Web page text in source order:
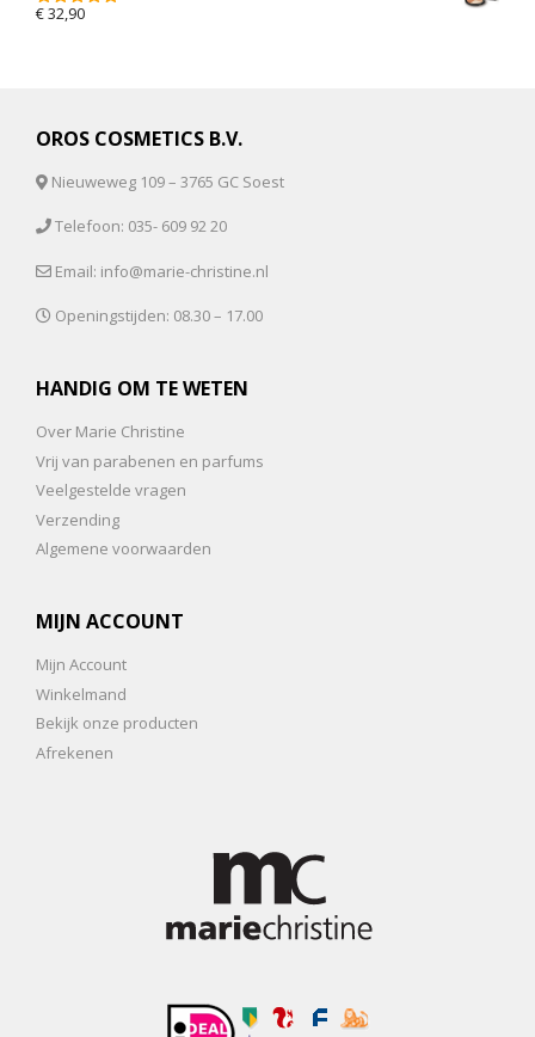
5.00van 5
€32,90
OROS COSMETICS B.V.
Nieuweweg 109 – 3765 GC Soest
Telefoon: 035- 609 92 20
Email: info@marie-christine.nl
Openingstijden: 08.30 – 17.00
HANDIG OM TE WETEN
Over Marie Christine
Vrij van parabenen en parfums
Veelgestelde vragen
Verzending
Algemene voorwaarden
MIJN ACCOUNT
Mijn Account
Winkelmand
Bekijk onze producten
Afrekenen